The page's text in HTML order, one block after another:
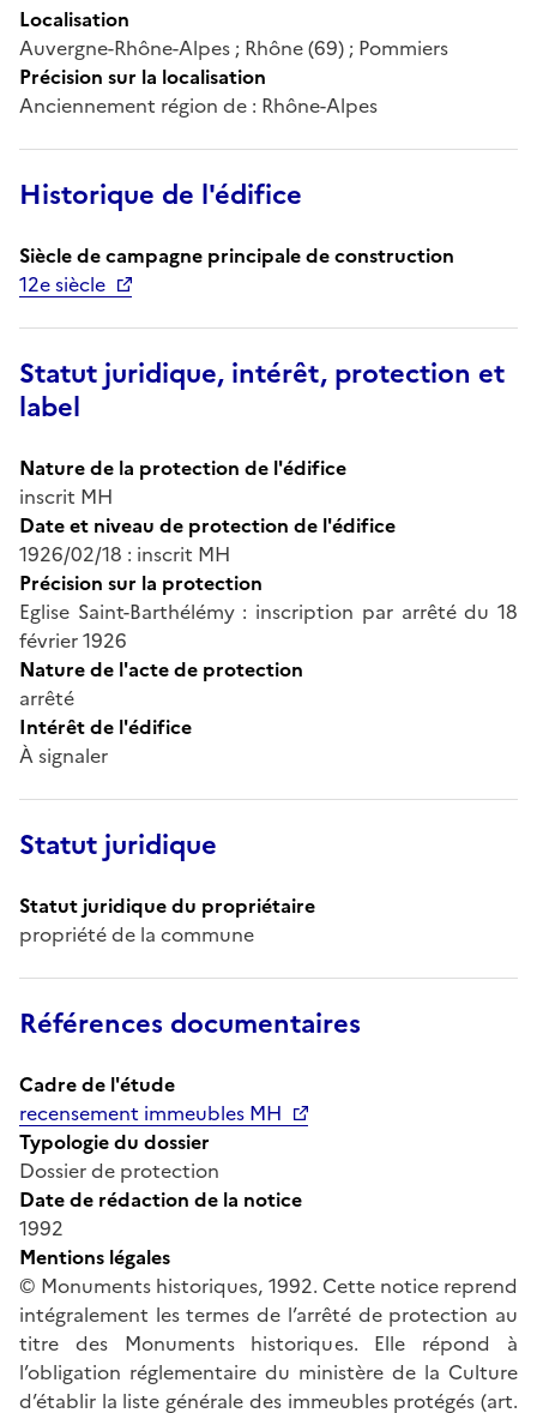
Localisation
Auvergne-Rhône-Alpes ; Rhône (69) ; Pommiers
Précision sur la localisation
Anciennement région de : Rhône-Alpes
Historique de l'édifice
Siècle de campagne principale de construction
12e siècle
Statut juridique, intérêt, protection et
label
Nature de la protection de l'édifice
inscrit MH
Date et niveau de protection de l'édifice
1926/02/18 : inscrit MH
Précision sur la protection
Eglise Saint-Barthélémy : inscription par arrêté du 18
février 1926
Nature de l'acte de protection
arrêté
Intérêt de l'édifice
À signaler
Statut juridique
Statut juridique du propriétaire
propriété de la commune
Références documentaires
Cadre de l'étude
recensement immeubles MH
Typologie du dossier
Dossier de protection
Date de rédaction de la notice
1992
Mentions légales
© Monuments historiques, 1992. Cette notice reprend
intégralement les termes de l’arrêté de protection au
titre des Monuments historiques. Elle répond à
l’obligation réglementaire du ministère de la Culture
d’établir la liste générale des immeubles protégés (art.